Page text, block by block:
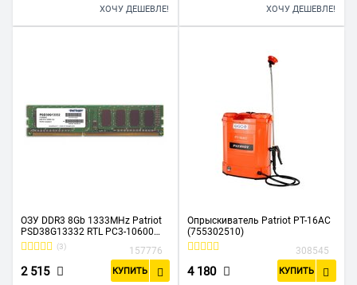
ХОЧУ ДЕШЕВЛЕ! ХОЧУ ДЕШЕВЛЕ!
ОЗУ DDR3 8Gb 1333MHz Patriot
PSD38G13332 RTL PC3-10600
CL9 DIMM 240-pin 1.5В
(3) 157776
2 515 КУПИТЬ
Опрыскиватель Patriot PT-16AC
(755302510)
308545
4 180 КУПИТЬ